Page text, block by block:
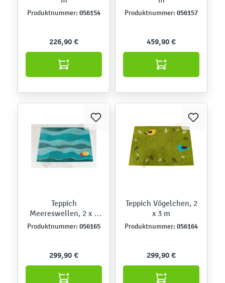
Produktnummer: 056154
226,90 €
Produktnummer: 056157
459,90 €
Teppich
Meereswellen, 2 x 3
m
Produktnummer: 056165
299,90 €
Teppich Vögelchen, 2
x 3 m
Produktnummer: 056164
299,90 €